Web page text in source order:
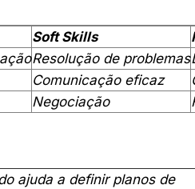
Soft Skills
Resolução de problemas
Comunicação eficaz
Negociação
ajuda a definir planos de